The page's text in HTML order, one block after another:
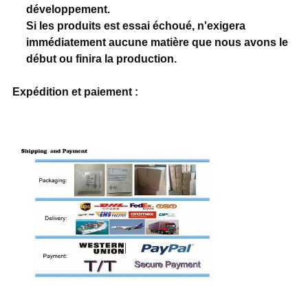
développement.
Si les produits est essai échoué, n'exigera
immédiatement aucune matière que nous avons le
début ou finira la production.
Expédition et paiement :